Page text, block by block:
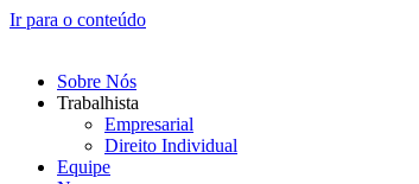
Ir para o conteúdo
Sobre Nós
Trabalhista
Empresarial
Direito Individual
Equipe